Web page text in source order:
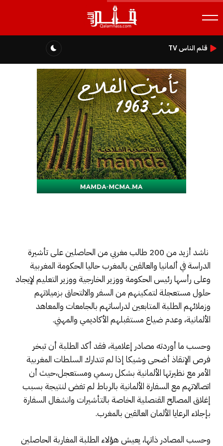
قلم الناس TV
ناشد أزيد من 200 طالب مغربي من الحاصلين على تأشيرة
الدراسة في ألمانيا والعالقين بالمغرب حاليا الحكومة المغربية
وعلى رأسها رئيس الحكومة ووزير الخارجية ووزير التعليم لإيجاد
حلول مستعجلة لتمكينهم من السفر والالتحاق بزميلاتهم
وزملائهم الطلبة المتابعين لدراساتهم بالجامعات والمعاهد
الألمانية، وعدم ضياع مستقبلهم الأكاديمي والمهني.
وحسب ما أوردته مصادر إعلامية، فقد أكد الطلبة أن تبخر
فرص الإنقاذ أضحى وشيكا إذا لم تتدارك السلطات المغربية
الأمر مع نظيرتها الألمانية بشكل رسمي ومستعجل،حيث أن
اتصالاتهم مع السفارة الألمانية بالرباط لم تفض لنتيجة بسبب
إغلاق المصالح القنصلية الخاصة بالتأشيرات وانشغال السفارة
بإجلاء الرعايا الألمان العالقين بالمغرب.
وحسب المصادر ذاتها، يعيش هؤلاء الطلبة المغاربة الحاصلين